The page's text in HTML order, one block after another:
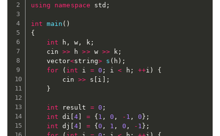
using
namespace std ;
int main ( )
{
int h , w , k ;
	cin
>> h >> w >> k ;
	vector
<string> s ( h ) ;
for
( int i = 0 ; i < h ; ++i )
{
		cin
>> s [ i ] ;
}
int result = 0 ;
int di [4] = {1 , 0 , - 1 , 0} ;
int dj [4] = {0 , 1 , 0 , - 1 } ;